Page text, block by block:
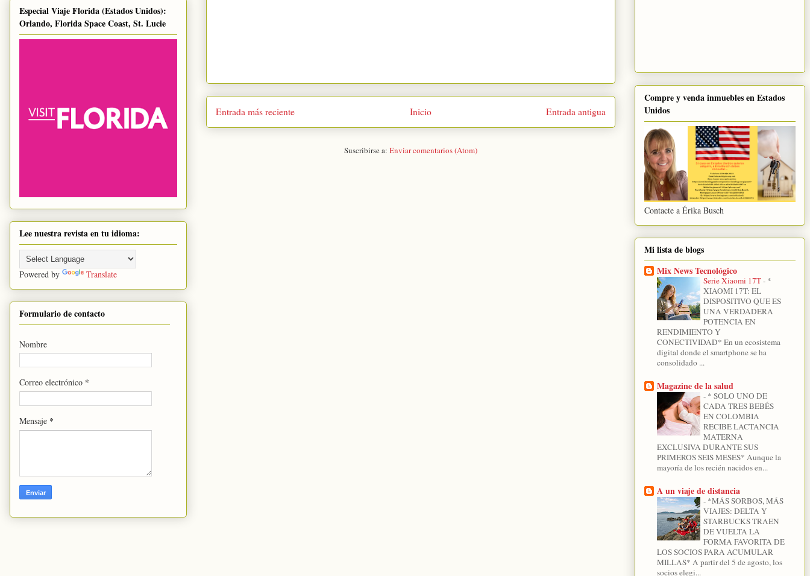
Entrada más reciente Entrada antigua
Inicio
Suscribirse a: Enviar comentarios (Atom)
Especial Viaje Florida (Estados Unidos):
Orlando, Florida Space Coast, St. Lucie
Lee nuestra revista en tu idioma:
Powered by Translate
Formulario de contacto
Nombre
Correo electrónico *
Mensaje *
Compre y venda inmuebles en Estados
Unidos
Contacte a Érika Busch
Mi lista de blogs
Mix News Tecnológico
Serie Xiaomi 17T- *
XIAOMI 17T: EL
DISPOSITIVO QUE ES
UNA VERDADERA
POTENCIA EN
RENDIMIENTO Y
CONECTIVIDAD* En un ecosistema
digital donde el smartphone se ha
consolidado ...
Magazine de la salud
- * SOLO UNO DE
CADA TRES BEBÉS
EN COLOMBIA
RECIBE LACTANCIA
MATERNA
EXCLUSIVA DURANTE SUS
PRIMEROS SEIS MESES* Aunque la
mayoría de los recién nacidos en...
A un viaje de distancia
- *MÁS SORBOS, MÁS
VIAJES: DELTA Y
STARBUCKS TRAEN
DE VUELTA LA
FORMA FAVORITA DE
LOS SOCIOS PARA ACUMULAR
MILLAS* A partir del 5 de agosto, los
socios elegi...